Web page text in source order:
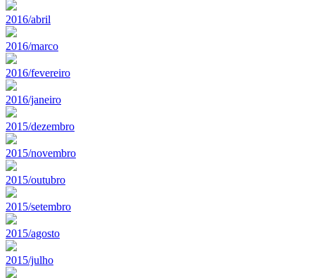
2016/abril
2016/marco
2016/fevereiro
2016/janeiro
2015/dezembro
2015/novembro
2015/outubro
2015/setembro
2015/agosto
2015/julho